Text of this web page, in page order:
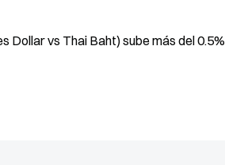
Dollar vs Thai Baht) sube más del 0.5%